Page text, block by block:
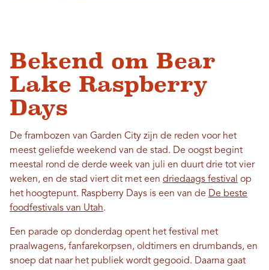
Bekend om Bear
Lake Raspberry
Days
De frambozen van Garden City zijn de reden voor het
meest geliefde weekend van de stad. De oogst begint
meestal rond de derde week van juli en duurt drie tot vier
weken, en de stad viert dit met een driedaags festival op
het hoogtepunt. Raspberry Days is een van de De beste
foodfestivals van Utah.
Een parade op donderdag opent het festival met
praalwagens, fanfarekorpsen, oldtimers en drumbands, en
snoep dat naar het publiek wordt gegooid. Daarna gaat